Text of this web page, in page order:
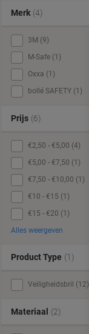
Merk (4)
3M (9)
M-Safe (1)
Oxxa (1)
bollé SAFETY (1)
Prijs (6)
€2,50 - €5,00 (4)
€5,00 - €7,50 (1)
€7,50 - €10,00 (1)
€10 - €15 (1)
€15 - €20 (1)
Alles weergeven
Product Type (1)
Veiligheidsbril (12)
Materiaal (2)